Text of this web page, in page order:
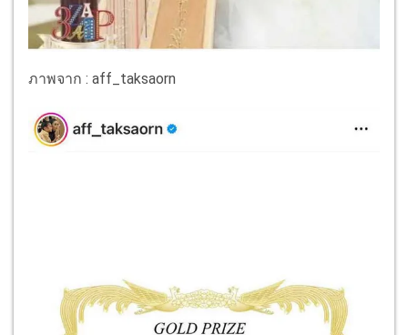
ภาพจาก : aff_taksaorn